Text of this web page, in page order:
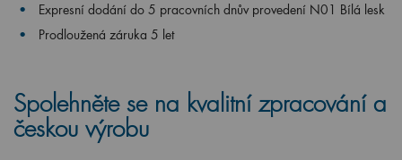
Expresní dodání do 5 pracovních dnův provedení N01 Bílá lesk
Prodloužená záruka 5 let
Spolehněte se na kvalitní zpracování a
českou výrobu